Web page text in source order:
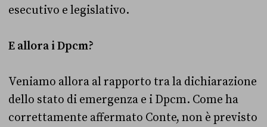
esecutivo e legislativo.
E allora i Dpcm?
Veniamo allora al rapporto tra la dichiarazione
dello stato di emergenza e i Dpcm. Come ha
correttamente affermato Conte, non è previsto